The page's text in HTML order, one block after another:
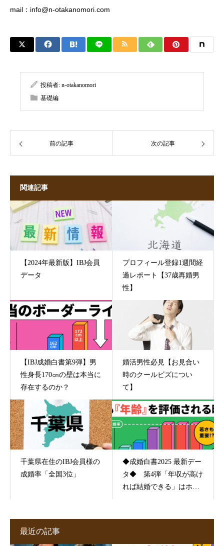
mail： info@n-otakanomori.com
投稿者: n-otakanomori
基礎編
前の記事 次の記事
関連記事
【2024年最新版】IBJ会員
データ
プロフィール登録1週間経
過レポート【37歳再婚男
性】
【IBJ成婚白書第9弾】男
性身長170㎝の壁は本当に
存在するのか？
婚活男性必見【お見合い
時のクールビズについ
て】
千葉県在住のIBJ会員様の
成婚率「全国3位」
◆成婚白書2025 最新デー
タ◆ 第4弾「年収が高け
れば結婚できる」はホン
最近の記事